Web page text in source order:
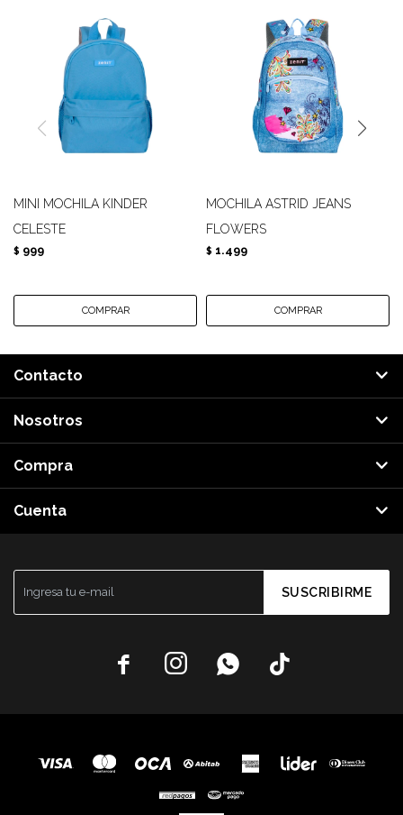
MINI MOCHILA KINDER
CELESTE
$ 999
MOCHILA ASTRID JEANS
FLOWERS
$ 1.499
SUSCRIBIRME
   
Contacto
Nosotros
Compra
Cuenta